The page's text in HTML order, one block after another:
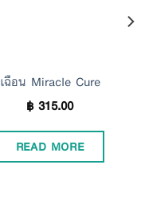
เฉือน Miracle Cure
฿315.00
READ MORE